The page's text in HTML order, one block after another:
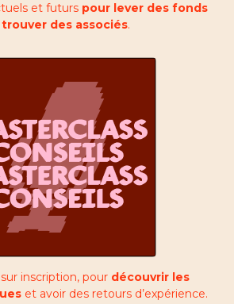
et futurs pour lever des fonds
des associés.
inscription, pour découvrir les
et avoir des retours d’expérience.